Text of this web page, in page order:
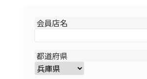
会員店名
都道府県